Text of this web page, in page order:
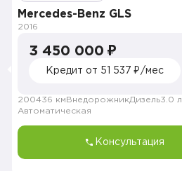
Mercedes-Benz GLS
2016
3 450 000 ₽
Кредит от 51 537 ₽/мес
200436 км ВнедорожникДизель3.0 л.
Автоматическая
Консультация